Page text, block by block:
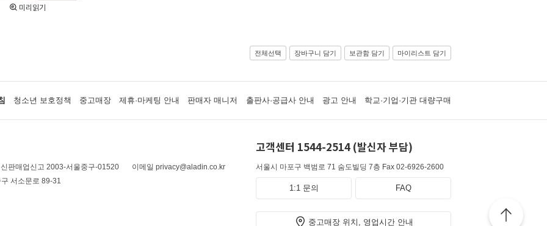
미리읽기
전체선택 장바구니 담기 보관함 담기 마이리스트 담기
청소년 보호정책 중고매장 제휴·마케팅 안내 판매자 매니저 출판사·공급사 안내 광고 안내 학교·기업·기관 대량구매
판매업신고 2003-서울중구-01520
이메일 privacy@aladin.co.kr
서소문로 89-31
고객센터 1544-2514 (발신자 부담)
서울시 마포구 백범로 71 숨도빌딩 7층 Fax 02-6926-2600
1:1 문의 FAQ
중고매장 위치, 영업시간 안내